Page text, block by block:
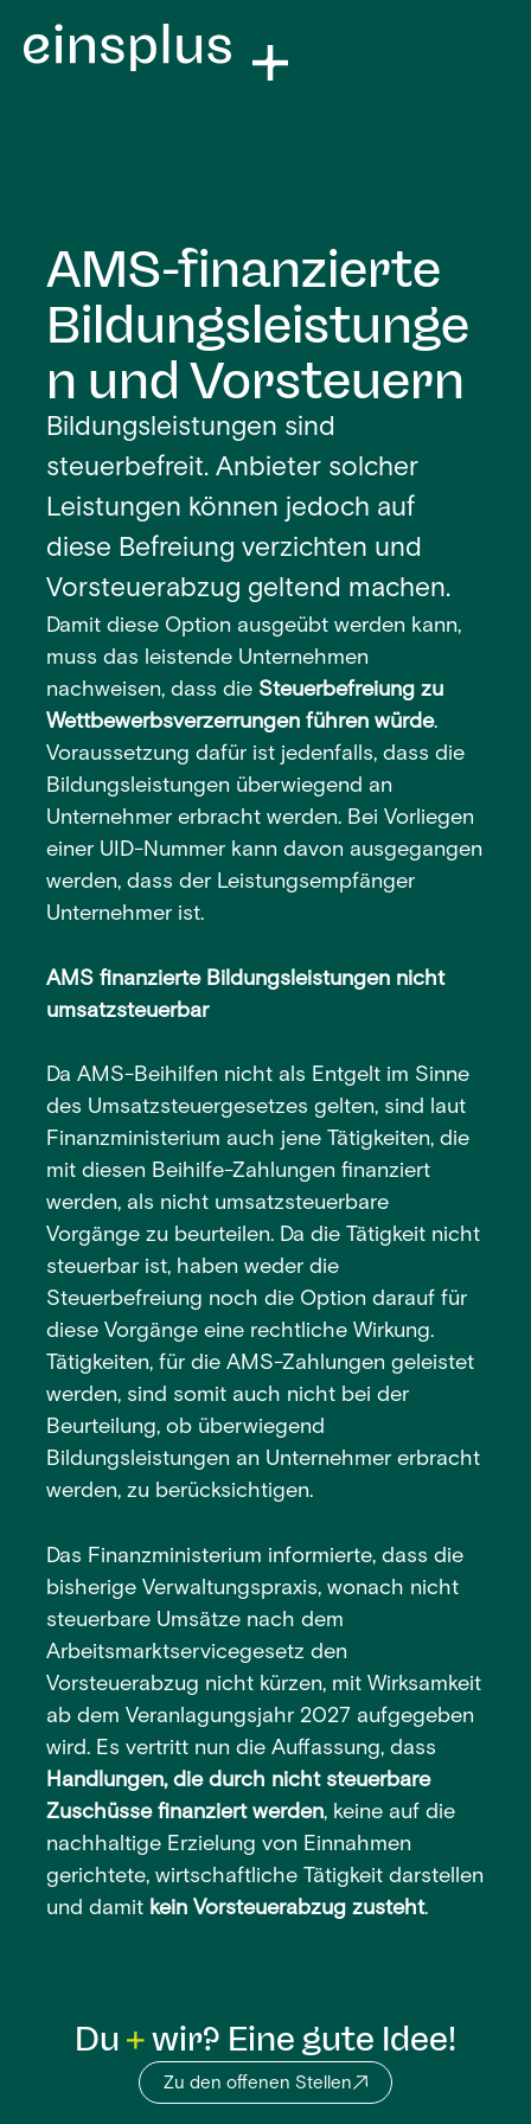
AMS-finanzierte
Bildungsleistunge
n und Vorsteuern
Bildungsleistungen sind
steuerbefreit. Anbieter solcher
Leistungen können jedoch auf
diese Befreiung verzichten und
Vorsteuerabzug geltend machen.
Damit diese Option ausgeübt werden kann,
muss das leistende Unternehmen
nachweisen, dass die Steuerbefreiung zu
Wettbewerbsverzerrungen führen würde.
Voraussetzung dafür ist jedenfalls, dass die
Bildungsleistungen überwiegend an
Unternehmer erbracht werden. Bei Vorliegen
einer UID-Nummer kann davon ausgegangen
werden, dass der Leistungsempfänger
Unternehmer ist.
AMS finanzierte Bildungsleistungen nicht
umsatzsteuerbar
Da AMS-Beihilfen nicht als Entgelt im Sinne
des Umsatzsteuergesetzes gelten, sind laut
Finanzministerium auch jene Tätigkeiten, die
mit diesen Beihilfe-Zahlungen finanziert
werden, als nicht umsatzsteuerbare
Vorgänge zu beurteilen. Da die Tätigkeit nicht
steuerbar ist, haben weder die
Steuerbefreiung noch die Option darauf für
diese Vorgänge eine rechtliche Wirkung.
Tätigkeiten, für die AMS-Zahlungen geleistet
werden, sind somit auch nicht bei der
Beurteilung, ob überwiegend
Bildungsleistungen an Unternehmer erbracht
werden, zu berücksichtigen.
Das Finanzministerium informierte, dass die
bisherige Verwaltungspraxis, wonach nicht
steuerbare Umsätze nach dem
Arbeitsmarktservicegesetz den
Vorsteuerabzug nicht kürzen, mit Wirksamkeit
ab dem Veranlagungsjahr 2027 aufgegeben
wird. Es vertritt nun die Auffassung, dass
Handlungen, die durch nicht steuerbare
Zuschüsse finanziert werden, keine auf die
nachhaltige Erzielung von Einnahmen
gerichtete, wirtschaftliche Tätigkeit darstellen
und damit kein Vorsteuerabzug zusteht.
Du wir? Eine gute Idee!
Zu den offenen Stellen